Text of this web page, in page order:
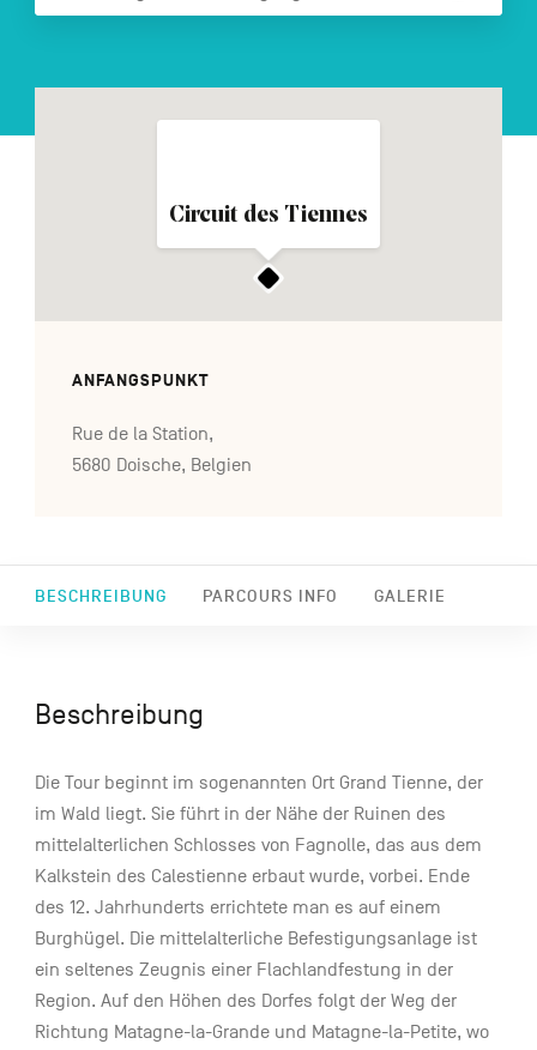
FR NL EN
Navigation
BESCHREIBUNG PARCOURS INFO GALERIE
Circuit des Tiennes
ANFANGSPUNKT
Rue de la Station,
5680 Doische, Belgien
Beschreibung
Die Tour beginnt im sogenannten Ort Grand Tienne, der
im Wald liegt. Sie führt in der Nähe der Ruinen des
mitteIalterlichen Schlosses von Fagnolle, das aus dem
Kalkstein des Calestienne erbaut wurde, vorbei. Ende
des 12. Jahrhunderts errichtete man es auf einem
Burghügel. Die mittelalterliche Befestigungsanlage ist
ein seltenes Zeugnis einer Flachlandfestung in der
Region. Auf den Höhen des Dorfes folgt der Weg der
Richtung Matagne-la-Grande und Matagne-la-Petite, wo